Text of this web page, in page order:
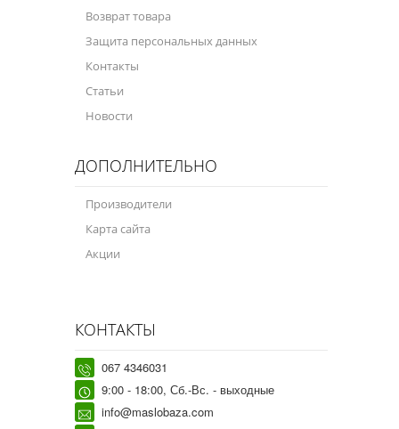
Возврат товара
Защита персональных данных
Контакты
Статьи
Новости
ДОПОЛНИТЕЛЬНО
Производители
Карта сайта
Акции
КОНТАКТЫ
067 4346031
9:00 - 18:00, Сб.-Вс. - выходные
info@maslobaza.com